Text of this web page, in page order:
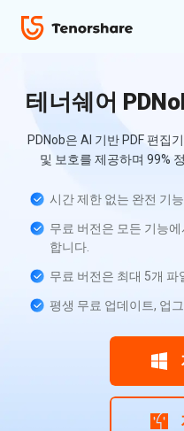
ReiBoot
4uKey
테너쉐어
PDNob은 AI 기반 PDF 편집
및 보호를 제공하며 99%
시간 제한 없는 완전 기능
무료 버전은 모든 기능
합니다.
무료 버전은 최대 5개 파
평생 무료 업데이트, 업